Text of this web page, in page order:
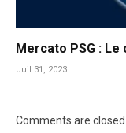
Mercato PSG :
Juil 31, 2023
Comments are closed.